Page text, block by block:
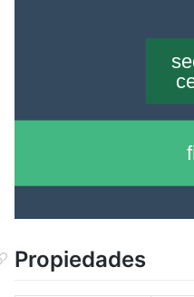
Propiedades